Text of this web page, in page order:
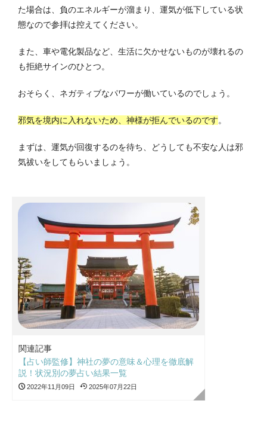
た場合は、負のエネルギーが溜まり、運気が低下している状
態なので参拝は控えてください。
また、車や電化製品など、生活に欠かせないものが壊れるの
も拒絶サインのひとつ。
おそらく、ネガティブなパワーが働いているのでしょう。
邪気を境内に入れないため、神様が拒んでいるのです。
まずは、運気が回復するのを待ち、どうしても不安な人は邪
気祓いをしてもらいましょう。
関連記事
【占い師監修】神社の夢の意味＆心理を徹底解
説！状況別の夢占い結果一覧
2022年11月09日 2025年07月22日